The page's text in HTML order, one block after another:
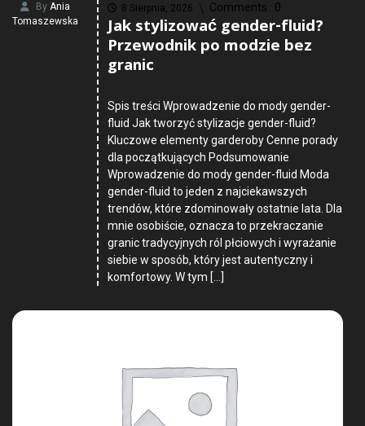
By Ania
Tomaszewska
8 Sierpnia, 2026 Comments : 0
Jak stylizować gender-fluid?
Przewodnik po modzie bez
granic
Spis treści Wprowadzenie do mody gender-
fluid Jak tworzyć stylizacje gender-fluid?
Kluczowe elementy garderoby Cenne porady
dla początkujących Podsumowanie
Wprowadzenie do mody gender-fluid Moda
gender-fluid to jeden z najciekawszych
trendów, które zdominowały ostatnie lata. Dla
mnie osobiście, oznacza to przekraczanie
granic tradycyjnych ról płciowych i wyrażanie
siebie w sposób, który jest autentyczny i
komfortowy. W tym […]